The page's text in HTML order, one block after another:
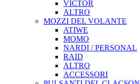
VICTOR
ALTRO
MOZZI DEL VOLANTE
ATIWE
MOMO
NARDI / PERSONAL
RAID
ALTRO
ACCESSORI